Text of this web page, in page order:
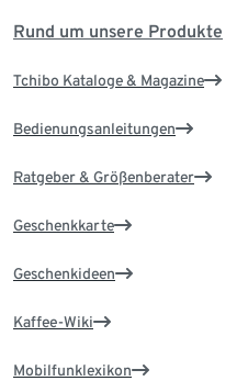
Rund um unsere Produkte
Tchibo Kataloge & Magazine
Bedienungsanleitungen
Ratgeber & Größenberater
Geschenkkarte
Geschenkideen
Kaffee-Wiki
Mobilfunklexikon